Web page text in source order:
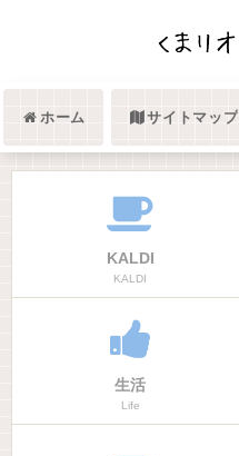
ホーム サイトマップ
KALDI
KALDI
生活
Life